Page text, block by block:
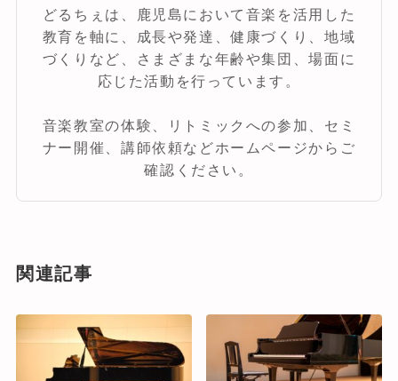
どるちぇは、鹿児島において音楽を活用した
教育を軸に、成長や発達、健康づくり、地域
づくりなど、さまざまな年齢や集団、場面に
応じた活動を行っています。
音楽教室の体験、リトミックへの参加、セミ
ナー開催、講師依頼などホームページからご
確認ください。
関連記事